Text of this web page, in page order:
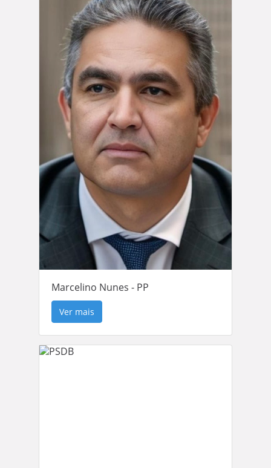
Marcelino Nunes - PP
Ver mais